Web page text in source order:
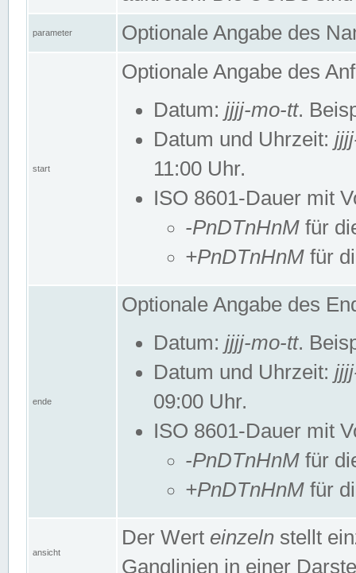
parameter Optionale Angabe des
start
Optionale Angabe des
Datum: jjjj-mo-tt.
Datum und Uhrzeit:
11:00 Uhr.
ISO 8601-Dauer mit
-PnDTnHnM für
+PnDTnHnM für
ende
Optionale Angabe des
Datum: jjjj-mo-tt.
Datum und Uhrzeit:
09:00 Uhr.
ISO 8601-Dauer mit
-PnDTnHnM für
+PnDTnHnM für
ansicht
Der Wert einzeln stellt
Ganglinien in einer